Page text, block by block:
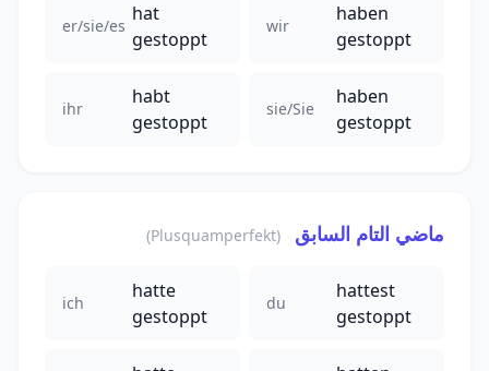
er/sie/es
hat
gestoppt
wir
haben
gestoppt
ihr
habt
gestoppt
sie/Sie
haben
gestoppt
ماضي التام السابق (Plusquamperfekt)
ich
hatte
gestoppt
du
hattest
gestoppt